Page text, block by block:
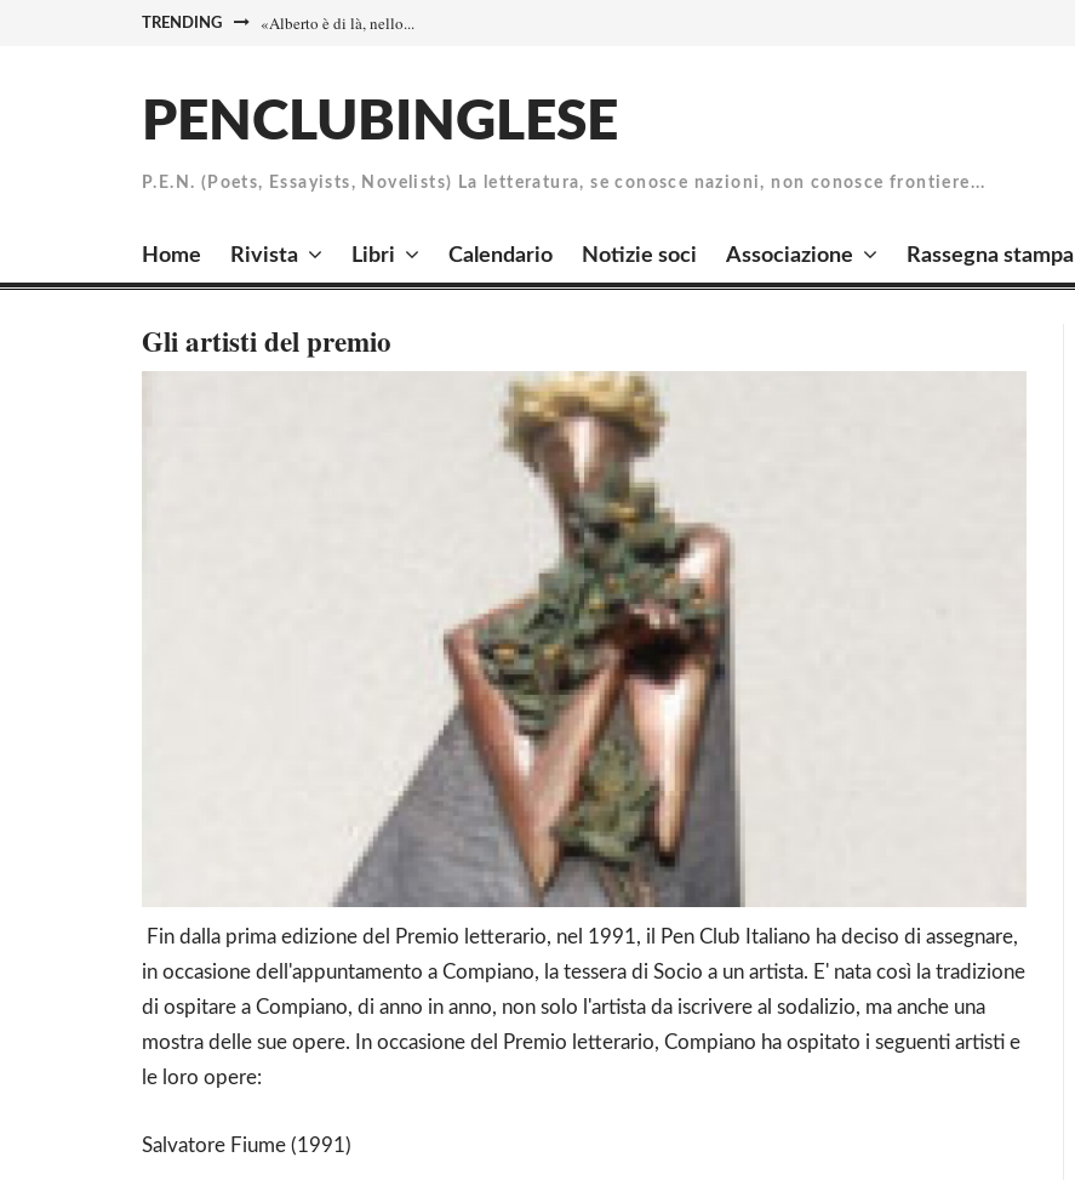
TRENDING «Alberto è di là, nello...
PENCLUBINGLESE
P.E.N. (Poets, Essayists, Novelists) La letteratura, se conosce nazioni, non conosce frontiere...
Home Rivista Libri Calendario Notizie soci Associazione Rassegna stampa
Gli artisti del premio
Fin dalla prima edizione del Premio letterario, nel 1991, il Pen Club Italiano ha deciso di assegnare,
in occasione dell'appuntamento a Compiano, la tessera di Socio a un artista. E' nata così la tradizione
di ospitare a Compiano, di anno in anno, non solo l'artista da iscrivere al sodalizio, ma anche una
mostra delle sue opere. In occasione del Premio letterario, Compiano ha ospitato i seguenti artisti e
le loro opere:
Salvatore Fiume (1991)